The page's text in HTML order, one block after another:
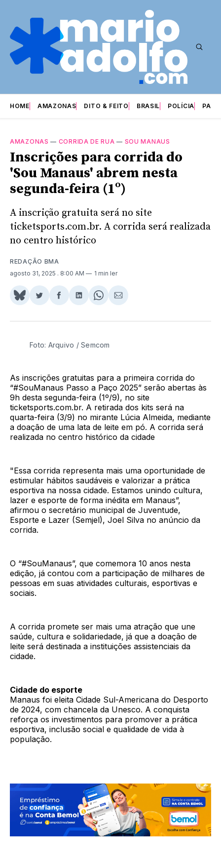
HOME AMAZONAS DITO & FEITO BRASIL POLÍCIA
AMAZONAS — CORRIDA DE RUA — SOU MANAUS
Inscrições para corrida do
'Sou Manaus' abrem nesta
segunda-feira (1º)
A inscrição gratuita será no site
ticketsports.com.br. A corrida será realizada
no centro histórico
REDAÇÃO BMA
agosto 31, 2025 . 8:00 AM 1 min ler
Share
BlueSky
Compartilhar
Twitter
Compartilhar
Facebook
Compartilhar
LinkedIn
Share
WhatsApp
Compartilhar
Email
Foto: Arquivo / Semcom
As inscrições gratuitas para a primeira corrida do
“#SouManaus Passo a Paço 2025” serão abertas às
9h desta segunda-feira (1º/9), no site
ticketsports.com.br. A retirada dos kits será na
quarta-feira (3/9) no mirante Lúcia Almeida, mediante
a doação de uma lata de leite em pó. A corrida será
realizada no centro histórico da cidade
"Essa corrida representa mais uma oportunidade de
estimular hábitos saudáveis e valorizar a prática
esportiva na nossa cidade. Estamos unindo cultura,
lazer e esporte de forma inédita em Manaus”,
afirmou o secretário municipal de Juventude,
Esporte e Lazer (Semjel), Joel Silva no anúncio da
corrida.
O “#SouManaus”, que comemora 10 anos nesta
edição, já contou com a participação de milhares de
pessoas em suas atividades culturais, esportivas e
sociais.
A corrida promete ser mais uma atração que une
saúde, cultura e solidariedade, já que a doação de
leite será destinada a instituições assistenciais da
cidade.
Cidade do esporte
Manaus foi eleita Cidade Sul-Americana do Desporto
de 2024, com chancela da Unesco. A conquista
reforça os investimentos para promover a prática
esportiva, inclusão social e qualidade de vida à
população.